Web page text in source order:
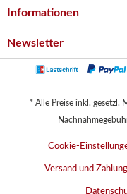
Informationen
Newsletter
* Alle Preise inkl. gesetzl.
Cookie-
Versand und